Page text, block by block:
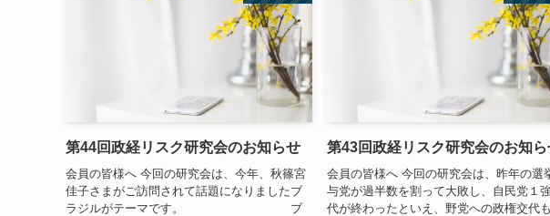
第44回政経リスク研究会のお知らせ
会員の皆様へ 今回の研究会は、今年、秋篠宮
佳子さまがご訪問されて話題になりましたブ
ラジルがテーマです。 ブ
第43回政経リスク研究会のお知ら
会員の皆様へ 今回の研究会は、昨年の選
与党が過半数を割って大敗し、自民党１
代が終わったといえ、野党への政権交代